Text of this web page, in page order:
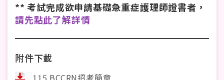
** 考試完成欲申請基礎急重症護理師證書者，
請先點此了解詳情
附件下載
115 BCCRN招考簡章